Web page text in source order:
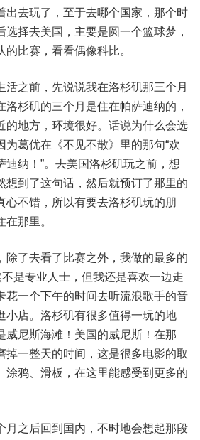
出去玩了，至于去哪个国家，那个时
择去美国，主要是圆一个篮球梦，
比赛，看看偶像科比。
活之前，先说说我在洛杉矶那三个月
洛杉矶的三个月是住在帕萨迪纳的，
的地方，环境很好。话说为什么会选
为葛优在《不见不散》里的那句“欢
迪纳！”。去美国洛杉矶玩之前，想
想到了这句话，然后就预订了那里的
心不错，所以有要去洛杉矶玩的朋
那里。
除了去看了比赛之外，我做的最多的
不是专业人士，但我还是喜欢一边走
花一个下午的时间去听流浪歌手的音
小店。洛杉矶有很多值得一玩的地
威尼斯海滩！美国的威尼斯！在那
掉一整天的时间，这是很多电影的取
涂鸦、滑板，在这里能感受到更多的
月之后回到国内，不时地会想起那段